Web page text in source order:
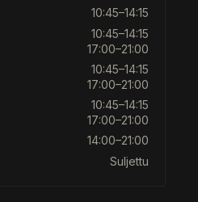
10:45–14:15
10:45–14:15
17:00–21:00
10:45–14:15
17:00–21:00
10:45–14:15
17:00–21:00
14:00–21:00
Suljettu